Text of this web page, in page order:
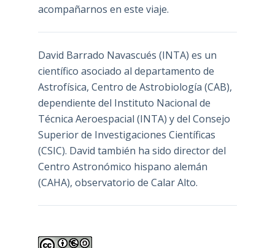
acompañarnos en este viaje.
David Barrado Navascués (INTA) es un
científico asociado al departamento de
Astrofísica, Centro de Astrobiología (CAB),
dependiente del Instituto Nacional de
Técnica Aeroespacial (INTA) y del Consejo
Superior de Investigaciones Científicas
(CSIC). David también ha sido director del
Centro Astronómico hispano alemán
(CAHA), observatorio de Calar Alto.